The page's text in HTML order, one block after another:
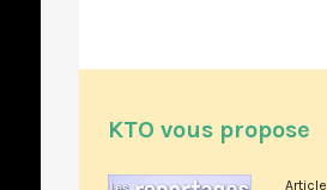
KTO vous propose
Article